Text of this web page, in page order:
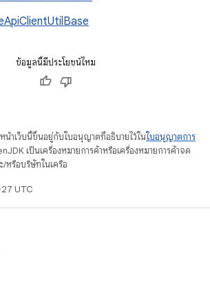
ข้อมูลนี้มีประโยชน์ไหม
น้าเว็บนี้ขึ้นอยู่กับใบอนุญาตที่อธิบายไว้ในใบอนุญาตการ
เป็นเครื่องหมายการค้าหรือเครื่องหมายการค้าจด
หรือบริษัทในเครือ
UTC